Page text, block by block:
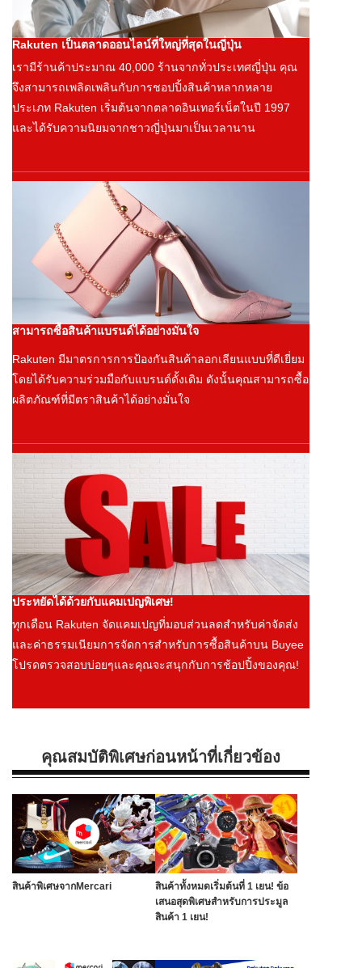
Rakuten เป็นตลาดออนไลน์ที่ใหญ่ที่สุดในญี่ปุ่น
เรามีร้านค้าประมาณ 40,000 ร้านจากทั่วประเทศญี่ปุ่น คุณ
จึงสามารถเพลิดเพลินกับการชอปปิ้งสินค้าหลากหลาย
ประเภท Rakuten เริ่มต้นจากตลาดอินเทอร์เน็ตในปี 1997
และได้รับความนิยมจากชาวญี่ปุ่นมาเป็นเวลานาน
สามารถซื้อสินค้าแบรนด์ได้อย่างมั่นใจ
Rakuten มีมาตรการการป้องกันสินค้าลอกเลียนแบบที่ดีเยี่ยม
โดยได้รับความร่วมมือกับแบรนด์ดั้งเดิม ดังนั้นคุณสามารถซื้อ
ผลิตภัณฑ์ที่มีตราสินค้าได้อย่างมั่นใจ
ประหยัดได้ด้วยกับแคมเปญพิเศษ!
ทุกเดือน Rakuten จัดแคมเปญที่มอบส่วนลดสำหรับค่าจัดส่ง
และค่าธรรมเนียมการจัดการสำหรับการซื้อสินค้าบน Buyee
โปรดตรวจสอบบ่อยๆและคุณจะสนุกกับการช้อปปิ้งของคุณ!
คุณสมบัติพิเศษก่อนหน้าที่เกี่ยวข้อง
สินค้าพิเศษจากMercari
สินค้าทั้งหมดเริ่มต้นที่ 1 เยน! ข้อ
เสนอสุดพิเศษสำหรับการประมูล
สินค้า 1 เยน!